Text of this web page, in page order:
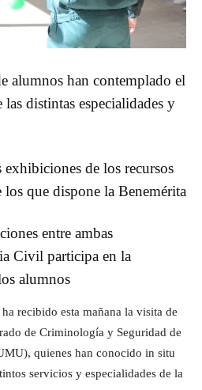
alumnos han contemplado el
distintas especialidades y
exhibiciones de los recursos
que dispone la Benemérita
entre ambas
Civil participa en la
alumnos
recibido esta mañana la visita de
de Criminología y Seguridad de
quienes han conocido in situ
servicios y especialidades de la